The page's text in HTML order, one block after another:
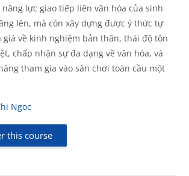
lực giao tiếp liên văn hóa của sinh
lên, mà còn xây dựng được ý thức tự
giá về kinh nghiệm bản thân, thái độ tôn
chấp nhận sự đa dạng về văn hóa, và
tham gia vào sân chơi toàn cầu một
Ngoc
this course